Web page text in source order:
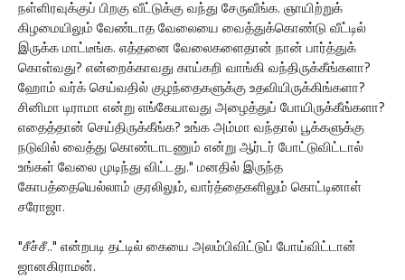
நள்ளிரவுக்குப் பிறகு வீட்டுக்கு வந்து சேருவீங்க. ஞாயிற்றுக்
கிழமையிலும் வேண்டாத வேலையை வைத்துக்கொண்டு வீட்டில்
இருக்க மாட்டீங்க. எத்தனை வேலைகளைதான் நான் பார்த்துக்
கொள்வது? என்றைக்காவது காய்கறி வாங்கி வந்திருக்கீங்களா?
ஹோம் வர்க் செய்வதில் குழந்தைகளுக்கு உதவியிருக்கிங்களா?
சினிமா டிராமா என்று எங்கேயாவது அழைத்துப் போயிருக்கீங்களா?
எதைத்தான் செய்திருக்கீங்க? உங்க அம்மா வந்தால் பூக்களுக்கு
நடுவில் வைத்து கொண்டாடணும் என்று ஆர்டர் போட்டுவிட்டால்
உங்கள் வேலை முடிந்து விட்டது." மனதில் இருந்த
கோபத்தையெல்லாம் குரலிலும், வார்த்தைகளிலும் கொட்டினாள்
சரோஜா.
"சீச்சீ.." என்றபடி தட்டில் கையை அலம்பிவிட்டுப் போய்விட்டான்
ஜானகிராமன்.